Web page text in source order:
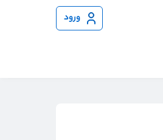
ورود